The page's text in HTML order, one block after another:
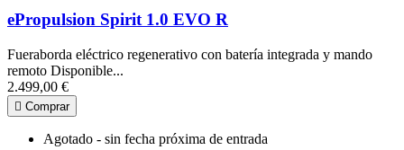
ePropulsion Spirit 1.0 EVO R
Fueraborda eléctrico regenerativo con batería integrada y mando
remoto Disponible...
2.499,00 €
 Comprar
Agotado - sin fecha próxima de entrada